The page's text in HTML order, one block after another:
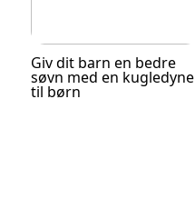
Giv dit barn en bedre
søvn med en kugledyne
til børn